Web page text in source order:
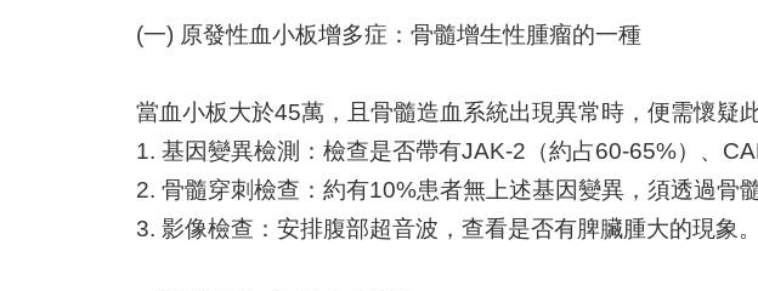
(一) 原發性血小板增多症：骨髓增生性腫瘤的一種
當血小板大於45萬，且骨髓造血系統出現異常時，便需懷疑
1. 基因變異檢測：檢查是否帶有JAK-2（約占60-65%）、
2. 骨髓穿刺檢查：約有10%患者無上述基因變異，須透過骨
3. 影像檢查：安排腹部超音波，查看是否有脾臟腫大的現象。